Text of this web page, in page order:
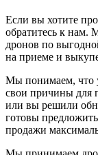
Если вы хотите
обратитесь к нам.
дронов по
на приеме и
Мы понимаем, что
свои причины для
или вы решили
готовы
продажи